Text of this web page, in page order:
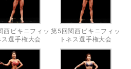
西ビキニフィッ
ス選手権大会
第5回関西ビキニフィッ
トネス選手権大会